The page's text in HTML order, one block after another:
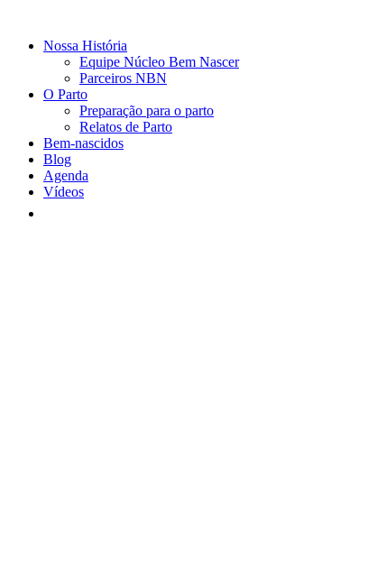
Nossa História
Equipe Núcleo Bem Nascer
Parceiros NBN
O Parto
Preparação para o parto
Relatos de Parto
Bem-nascidos
Blog
Agenda
Vídeos